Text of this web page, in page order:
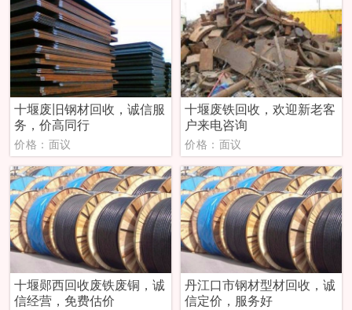
十堰废旧钢材回收，诚信服
务，价高同行
价格：面议
十堰废铁回收，欢迎新老客
户来电咨询
价格：面议
十堰郧西回收废铁废铜，诚
信经营，免费估价
丹江口市钢材型材回收，诚
信定价，服务好